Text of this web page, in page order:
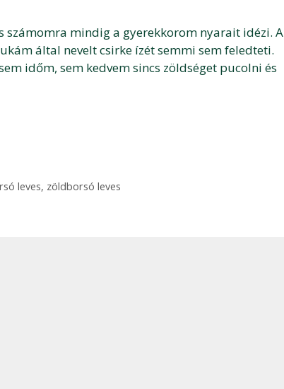
számomra mindig a gyerekkorom nyarait idézi. A
által nevelt csirke ízét semmi sem feledteti.
időm, sem kedvem sincs zöldséget pucolni és
leves, zöldborsó leves